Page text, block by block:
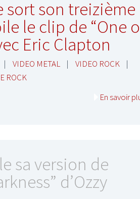
sort son treizième
le clip de “One
Eric Clapton
| VIDEO METAL | VIDEO ROCK
|
ROCK
En savoir
sa version de
d’Ozzy